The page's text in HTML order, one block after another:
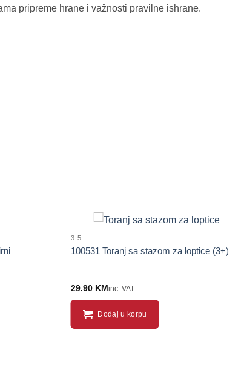
pripreme hrane i važnosti pravilne ishrane.
3-5
100531 Toranj sa stazom za loptice (3+)
29.90 KMinc. VAT
Dodaj u korpu